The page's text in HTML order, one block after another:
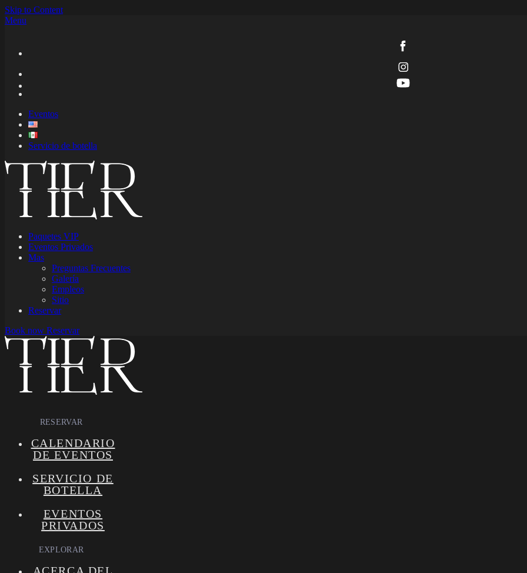
Skip to Content
Menu
Eventos
Servicio de botella
Paquetes VIP
Eventos Privados
Mas
Preguntas Frecuentes
Galería
Empleos
Sitio
Reservar
Book now Reservar
RESERVAR
CALENDARIO
DE EVENTOS
SERVICIO DE
BOTELLA
EVENTOS
PRIVADOS
EXPLORAR